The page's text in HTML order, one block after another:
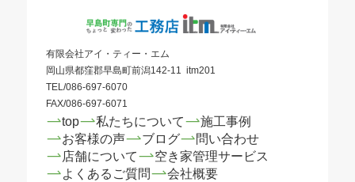
有限会社アイ・ティー・エム
岡山県都窪郡早島町前潟142-11 itm201
TEL/086-697-6070
FAX/086-697-6071
top 私たちについて
施工事例
お客様の声
ブログ
問い合わせ
店舗について
空き家管理サービス
よくあるご質問
会社概要